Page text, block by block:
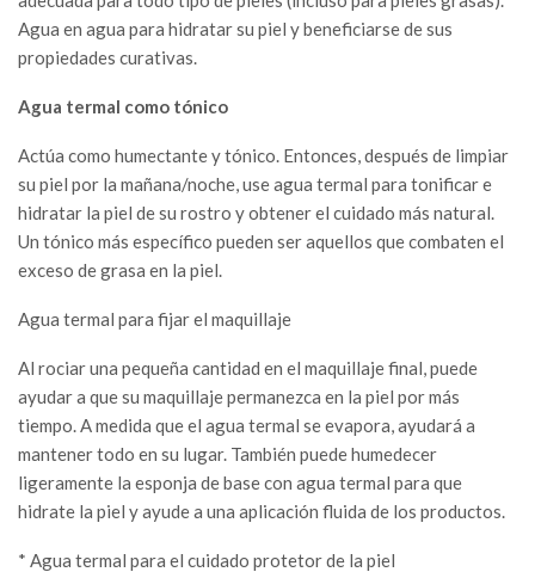
Agua en agua para hidratar su piel y beneficiarse de sus
propiedades curativas.
Agua termal como tónico
Actúa como humectante y tónico. Entonces, después de limpiar
su piel por la mañana/noche, use agua termal para tonificar e
hidratar la piel de su rostro y obtener el cuidado más natural.
Un tónico más específico pueden ser aquellos que combaten el
exceso de grasa en la piel.
Agua termal para fijar el maquillaje
Al rociar una pequeña cantidad en el maquillaje final, puede
ayudar a que su maquillaje permanezca en la piel por más
tiempo. A medida que el agua termal se evapora, ayudará a
mantener todo en su lugar. También puede humedecer
ligeramente la esponja de base con agua termal para que
hidrate la piel y ayude a una aplicación fluida de los productos.
* Agua termal para el cuidado protetor de la piel